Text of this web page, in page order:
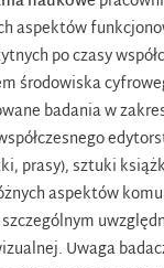
aspektów
po czasy
środowiska
badania w
prasy), sztuki
aspektów
szczególnym
Uwaga